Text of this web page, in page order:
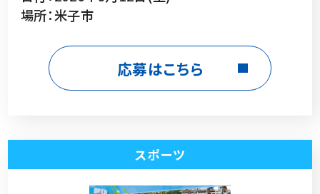
場所：米子市
応募はこちら
スポーツ